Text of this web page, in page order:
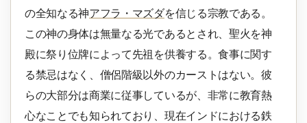
の全知なる神アフラ・マズダを信じる宗教である。
この神の身体は無量なる光であるとされ、聖火を神
殿に祭り位牌によって先祖を供養する。食事に関す
る禁忌はなく、僧侶階級以外のカーストはない。彼
らの大部分は商業に従事しているが、非常に教育熱
心なことでも知られており、現在インドにおける鉄